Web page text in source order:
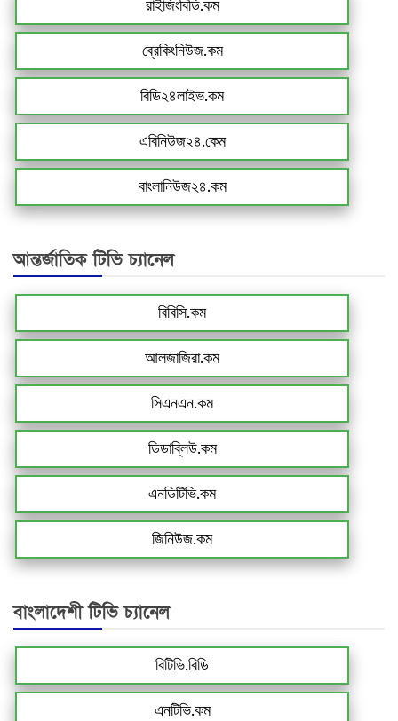
রাইজিংবিডি.কম
ব্রেকিংনিউজ.কম
বিডি২৪লাইভ.কম
এবিনিউজ২৪.কেম
বাংলানিউজ২৪.কম
আন্তর্জাতিক টিভি চ্যানেল
বিবিসি.কম
আলজাজিরা.কম
সিএনএন.কম
ডিডাব্লিউ.কম
এনডিটিভি.কম
জিনিউজ.কম
বাংলাদেশী টিভি চ্যানেল
বিটিভি.বিডি
এনটিভি.কম